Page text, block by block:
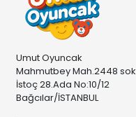
Umut Oyuncak
Mahmutbey Mah.2448 sok
İstoç 28.Ada No:10/12
Bağcılar/İSTANBUL